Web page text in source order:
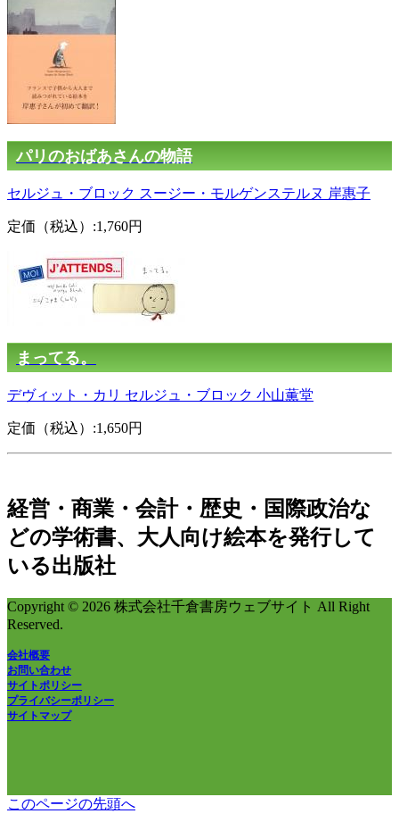
パリのおばあさんの物語
セルジュ・ブロック スージー・モルゲンステルヌ 岸惠子
定価（税込）:1,760円
まってる。
デヴィット・カリ セルジュ・ブロック 小山薫堂
定価（税込）:1,650円
経営・商業・会計・歴史・国際政治な
どの学術書、大人向け絵本を発行して
いる出版社
Copyright © 2026 株式会社千倉書房ウェブサイト All Right
Reserved.
会社概要
お問い合わせ
サイトポリシー
プライバシーポリシー
サイトマップ
このページの先頭へ